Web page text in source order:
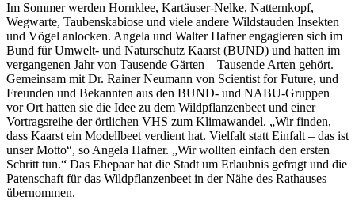
Im Sommer werden Hornklee, Kartäuser-Nelke, Natternkopf,
Wegwarte, Taubenskabiose und viele andere Wildstauden Insekten
und Vögel anlocken. Angela und Walter Hafner engagieren sich im
Bund für Umwelt- und Naturschutz Kaarst (BUND) und hatten im
vergangenen Jahr von Tausende Gärten – Tausende Arten gehört.
Gemeinsam mit Dr. Rainer Neumann von Scientist for Future, und
Freunden und Bekannten aus den BUND- und NABU-Gruppen
vor Ort hatten sie die Idee zu dem Wildpflanzenbeet und einer
Vortragsreihe der örtlichen VHS zum Klimawandel. „Wir finden,
dass Kaarst ein Modellbeet verdient hat. Vielfalt statt Einfalt – das ist
unser Motto“, so Angela Hafner. „Wir wollten einfach den ersten
Schritt tun.“ Das Ehepaar hat die Stadt um Erlaubnis gefragt und die
Patenschaft für das Wildpflanzenbeet in der Nähe des Rathauses
übernommen.